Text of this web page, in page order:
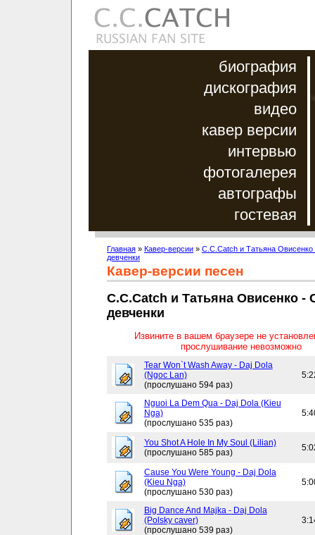
биография
дискография
видео
кавер версии
интервью
фотогалерея
автографы
гостевая
Главная » Кавер-версии » C.C.Catch и Татьяна Овисенко
девченки
Кавер-версии песен
C.C.Catch и Татьяна Овисенко -
девченки
Извините в вашем браузере не
прослушивание невозможно
Tear Won`t Wash Away - Daj Dola
(Ngoc Lan)
(прослушано 594 раз)
Nguoi La Dem Qua - Daj Dola (Kieu
Nga)
(прослушано 535 раз)
You Shot A Hole In My Soul (Lilian)
(прослушано 585 раз)
Cause You Were Young - Daj Dola
(Kieu Nga)
(прослушано 530 раз)
Big Dance And Majka - Daj Dola
(Polsky caver)
(прослушано 539 раз)